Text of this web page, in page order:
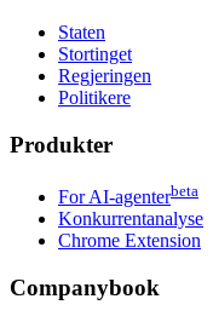
Staten
Stortinget
Regjeringen
Politikere
Produkter
For AI-agenterbeta
Konkurrentanalyse
Chrome Extension
Companybook